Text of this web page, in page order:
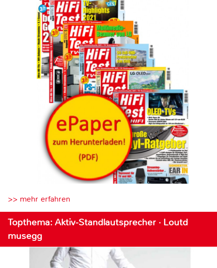
>> mehr erfahren
Topthema: Aktiv-Standlautsprecher · Loutd
musegg